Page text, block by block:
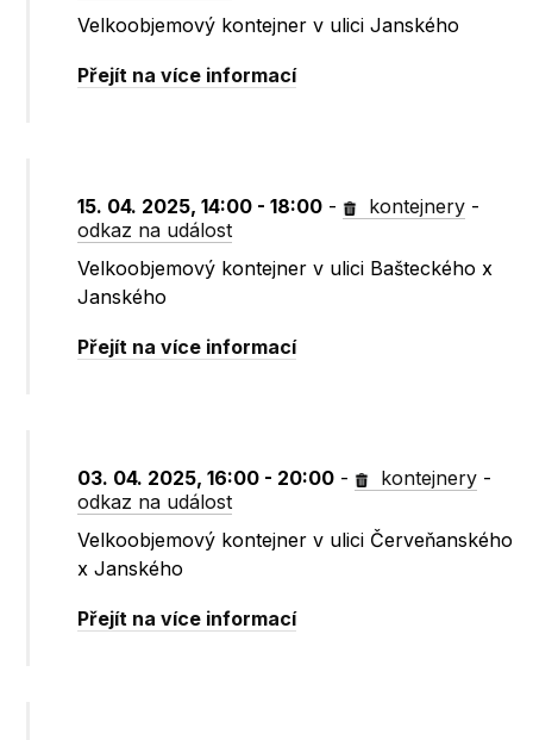
Velkoobjemový kontejner v ulici Janského
Přejít na více informací
15. 04. 2025, 14:00 - 18:00 - kontejnery -
odkaz na událost
Velkoobjemový kontejner v ulici Bašteckého x
Janského
Přejít na více informací
03. 04. 2025, 16:00 - 20:00 - kontejnery -
odkaz na událost
Velkoobjemový kontejner v ulici Červeňanského
x Janského
Přejít na více informací